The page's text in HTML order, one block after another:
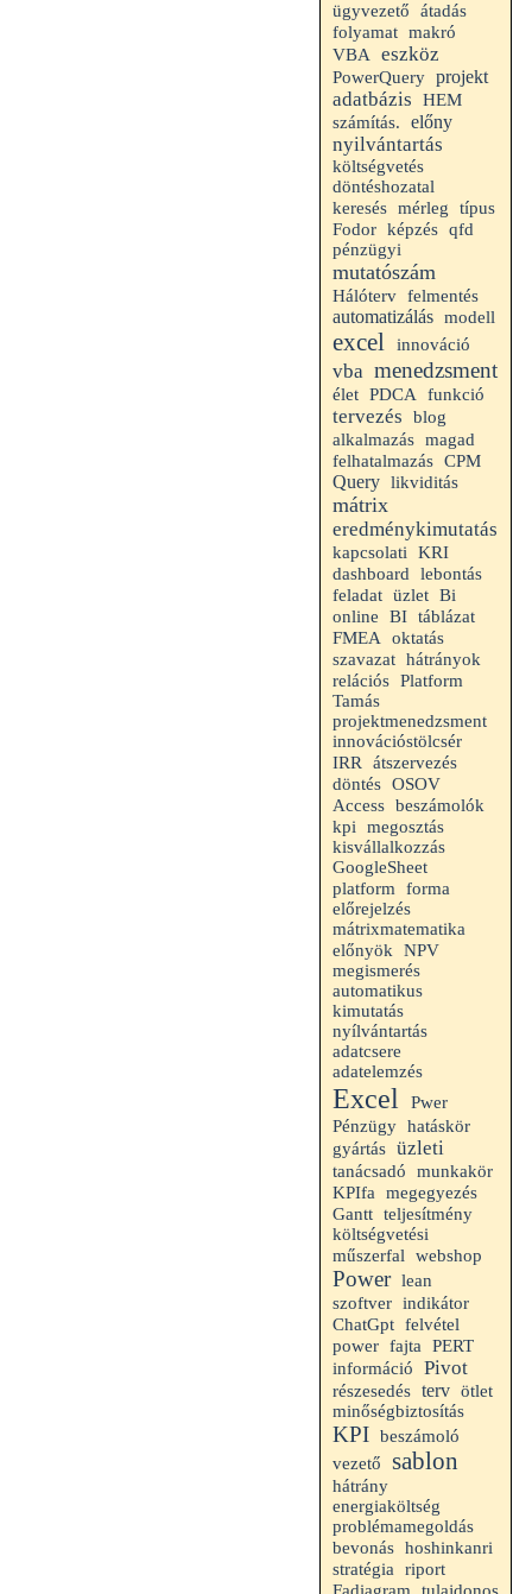
ügyvezető
átadás
folyamat makró
VBA eszköz
PowerQuery projekt
adatbázis HEM
számítás. előny
nyilvántartás
költségvetés
döntéshozatal
keresés mérleg
típus
Fodor képzés qfd
pénzügyi
mutatószám
Hálóterv felmentés
automatizálás modell
excel innováció
vba menedzsment
élet PDCA funkció
tervezés blog
alkalmazás magad
felhatalmazás CPM
Query likviditás
mátrix
eredménykimutatás
kapcsolati
KRI
dashboard
lebontás
feladat üzlet Bi
online
BI táblázat
FMEA
oktatás
szavazat hátrányok
relációs Platform
Tamás
projektmenedzsment
innovációstölcsér
IRR
átszervezés
döntés OSOV
Access beszámolók
kpi
megosztás
kisvállalkozzás
GoogleSheet
platform
forma
előrejelzés
mátrixmatematika
előnyök
NPV
megismerés
automatikus
kimutatás
nyílvántartás
adatcsere
adatelemzés
Excel
Pwer
Pénzügy hatáskör
gyártás üzleti
tanácsadó
munkakör
KPIfa
megegyezés
Gantt teljesítmény
költségvetési
műszerfal
webshop
Power lean
szoftver indikátor
ChatGpt felvétel
power fajta
PERT
információ
Pivot
részesedés terv ötlet
minőségbiztosítás
KPI beszámoló
vezető sablon
hátrány
energiaköltség
problémamegoldás
bevonás hoshinkanri
stratégia
riport